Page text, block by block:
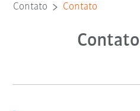
Contato Contato